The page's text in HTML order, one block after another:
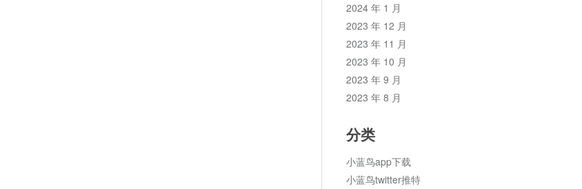
2024 年 1 月
2023 年 12 月
2023 年 11 月
2023 年 10 月
2023 年 9 月
2023 年 8 月
分类
小蓝鸟app下载
小蓝鸟twitter推特